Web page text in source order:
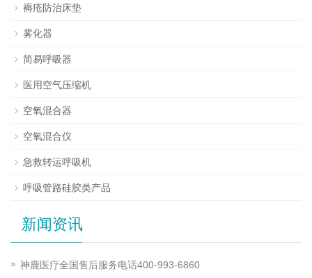
褥疮防治床垫
雾化器
简易呼吸器
医用空气压缩机
空氧混合器
空氧混合仪
急救转运呼吸机
呼吸管路硅胶类产品
新闻资讯
神鹿医疗全国售后服务电话400-993-6860